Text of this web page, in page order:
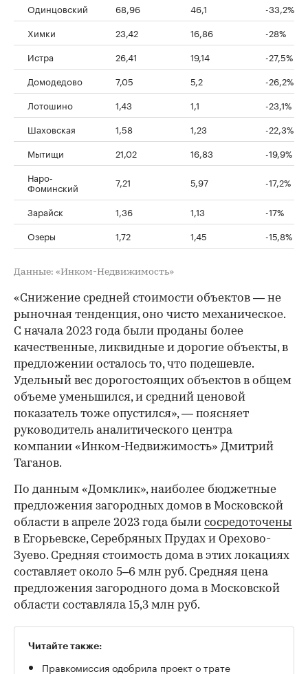
Одинцовский 68,96 46,1
-33,2%
Химки
23,42 16,86
-28%
Истра
26,41 19,14
-27,5%
Домодедово
7,05 5,2
-26,2%
Лотошино
1,43 1,1
-23,1%
Шаховская
1,58 1,23
-22,3%
Мытищи
21,02 16,83
-19,9%
Наро-
Фоминский 7,21 5,97 -17,2%
Зарайск 1,36 1,13
-17%
Озеры
1,72 1,45 -15,8%
Данные: «Инком-Недвижимость»
«Снижение средней стоимости объектов — не
рыночная тенденция, оно чисто механическое.
С начала 2023 года были проданы более
качественные, ликвидные и дорогие объекты, в
предложении осталось то, что подешевле.
Удельный вес дорогостоящих объектов в общем
объеме уменьшился, и средний ценовой
показатель тоже опустился», — поясняет
руководитель аналитического центра
компании «Инком-Недвижимость» Дмитрий
Таганов.
По данным «Домклик», наиболее бюджетные
предложения загородных домов в Московской
области в апреле 2023 года были сосредоточены
в Егорьевске, Серебряных Прудах и Орехово-
Зуево. Средняя стоимость дома в этих локациях
составляет около 5–6 млн руб. Средняя цена
предложения загородного дома в Московской
области составляла 15,3 млн руб.
Читайте также:
Правкомиссия одобрила проект о трате